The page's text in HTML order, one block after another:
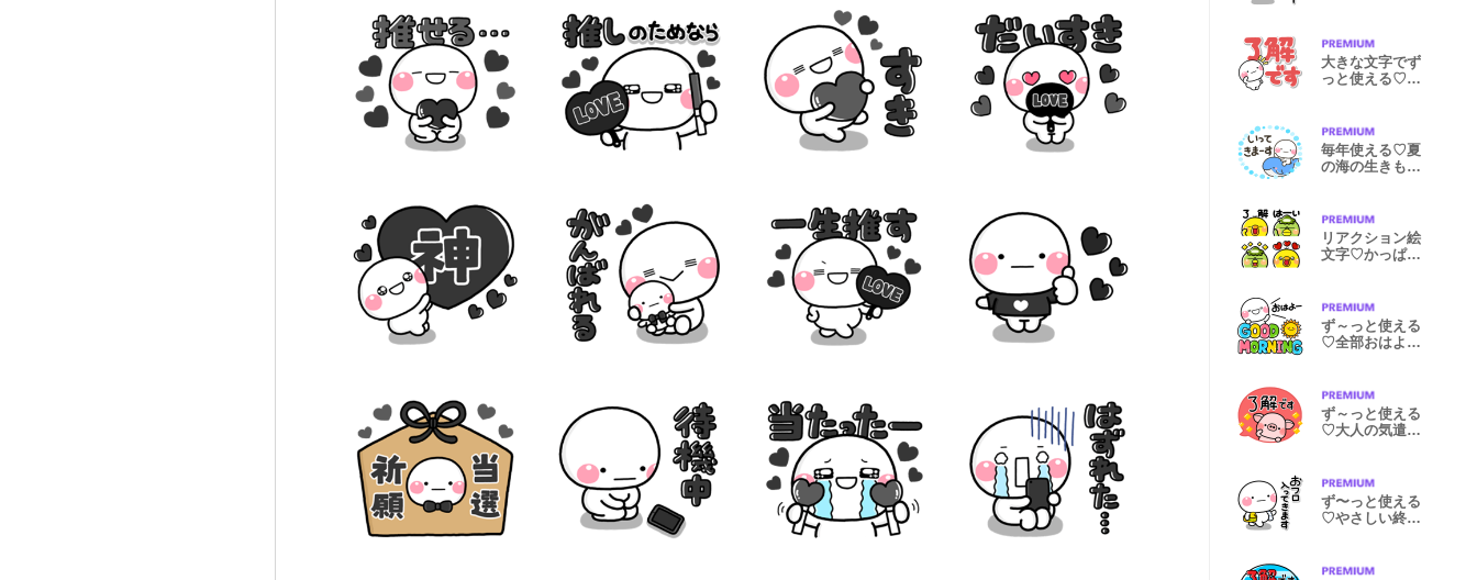
大きな文字でず
っと使える♡選
毎年使える♡夏
の海の生きもの
リアクション絵
文字♡かっぱさ
ず～っと使える
♡全部おはよう
ず～っと使える
♡大人の気遣い
ず〜っと使える
♡やさしい終わ